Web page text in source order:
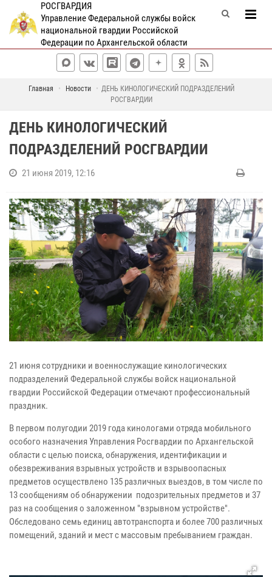
РОСГВАРДИЯ
Управление Федеральной службы войск
национальной гвардии Российской
Федерации по Архангельской области
Главная Новости
ДЕНЬ КИНОЛОГИЧЕСКИЙ ПОДРАЗДЕЛЕНИЙ
РОСГВАРДИИ
ДЕНЬ КИНОЛОГИЧЕСКИЙ
ПОДРАЗДЕЛЕНИЙ РОСГВАРДИИ
21 июня 2019, 12:16
21 июня сотрудники и военнослужащие кинологических
подразделений Федеральной службы войск национальной
гвардии Российской Федерации отмечают профессиональный
праздник.
В первом полугодии 2019 года кинологами отряда мобильного
особого назначения Управления Росгвардии по Архангельской
области с целью поиска, обнаружения, идентификации и
обезвреживания взрывных устройств и взрывоопасных
предметов осуществлено 135 различных выездов, в том числе по
13 сообщениям об обнаружении подозрительных предметов и 37
раз на сообщения о заложенном "взрывном устройстве".
Обследовано семь единиц автотранспорта и более 700 различных
помещений, зданий и мест с массовым пребыванием граждан.